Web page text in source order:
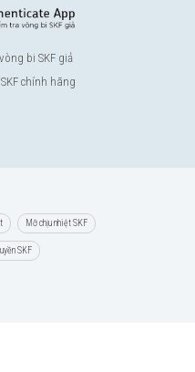
bi SKF giả
chính hãng
Mỡ chịu nhiệt SKF
SKF